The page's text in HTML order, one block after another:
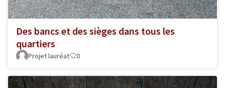
Des bancs et des sièges dans tous les
quartiers
Projet lauréat 0